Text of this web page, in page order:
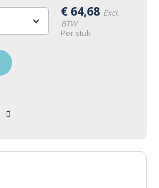
€ 64,68 Excl.
BTW
Per stuk